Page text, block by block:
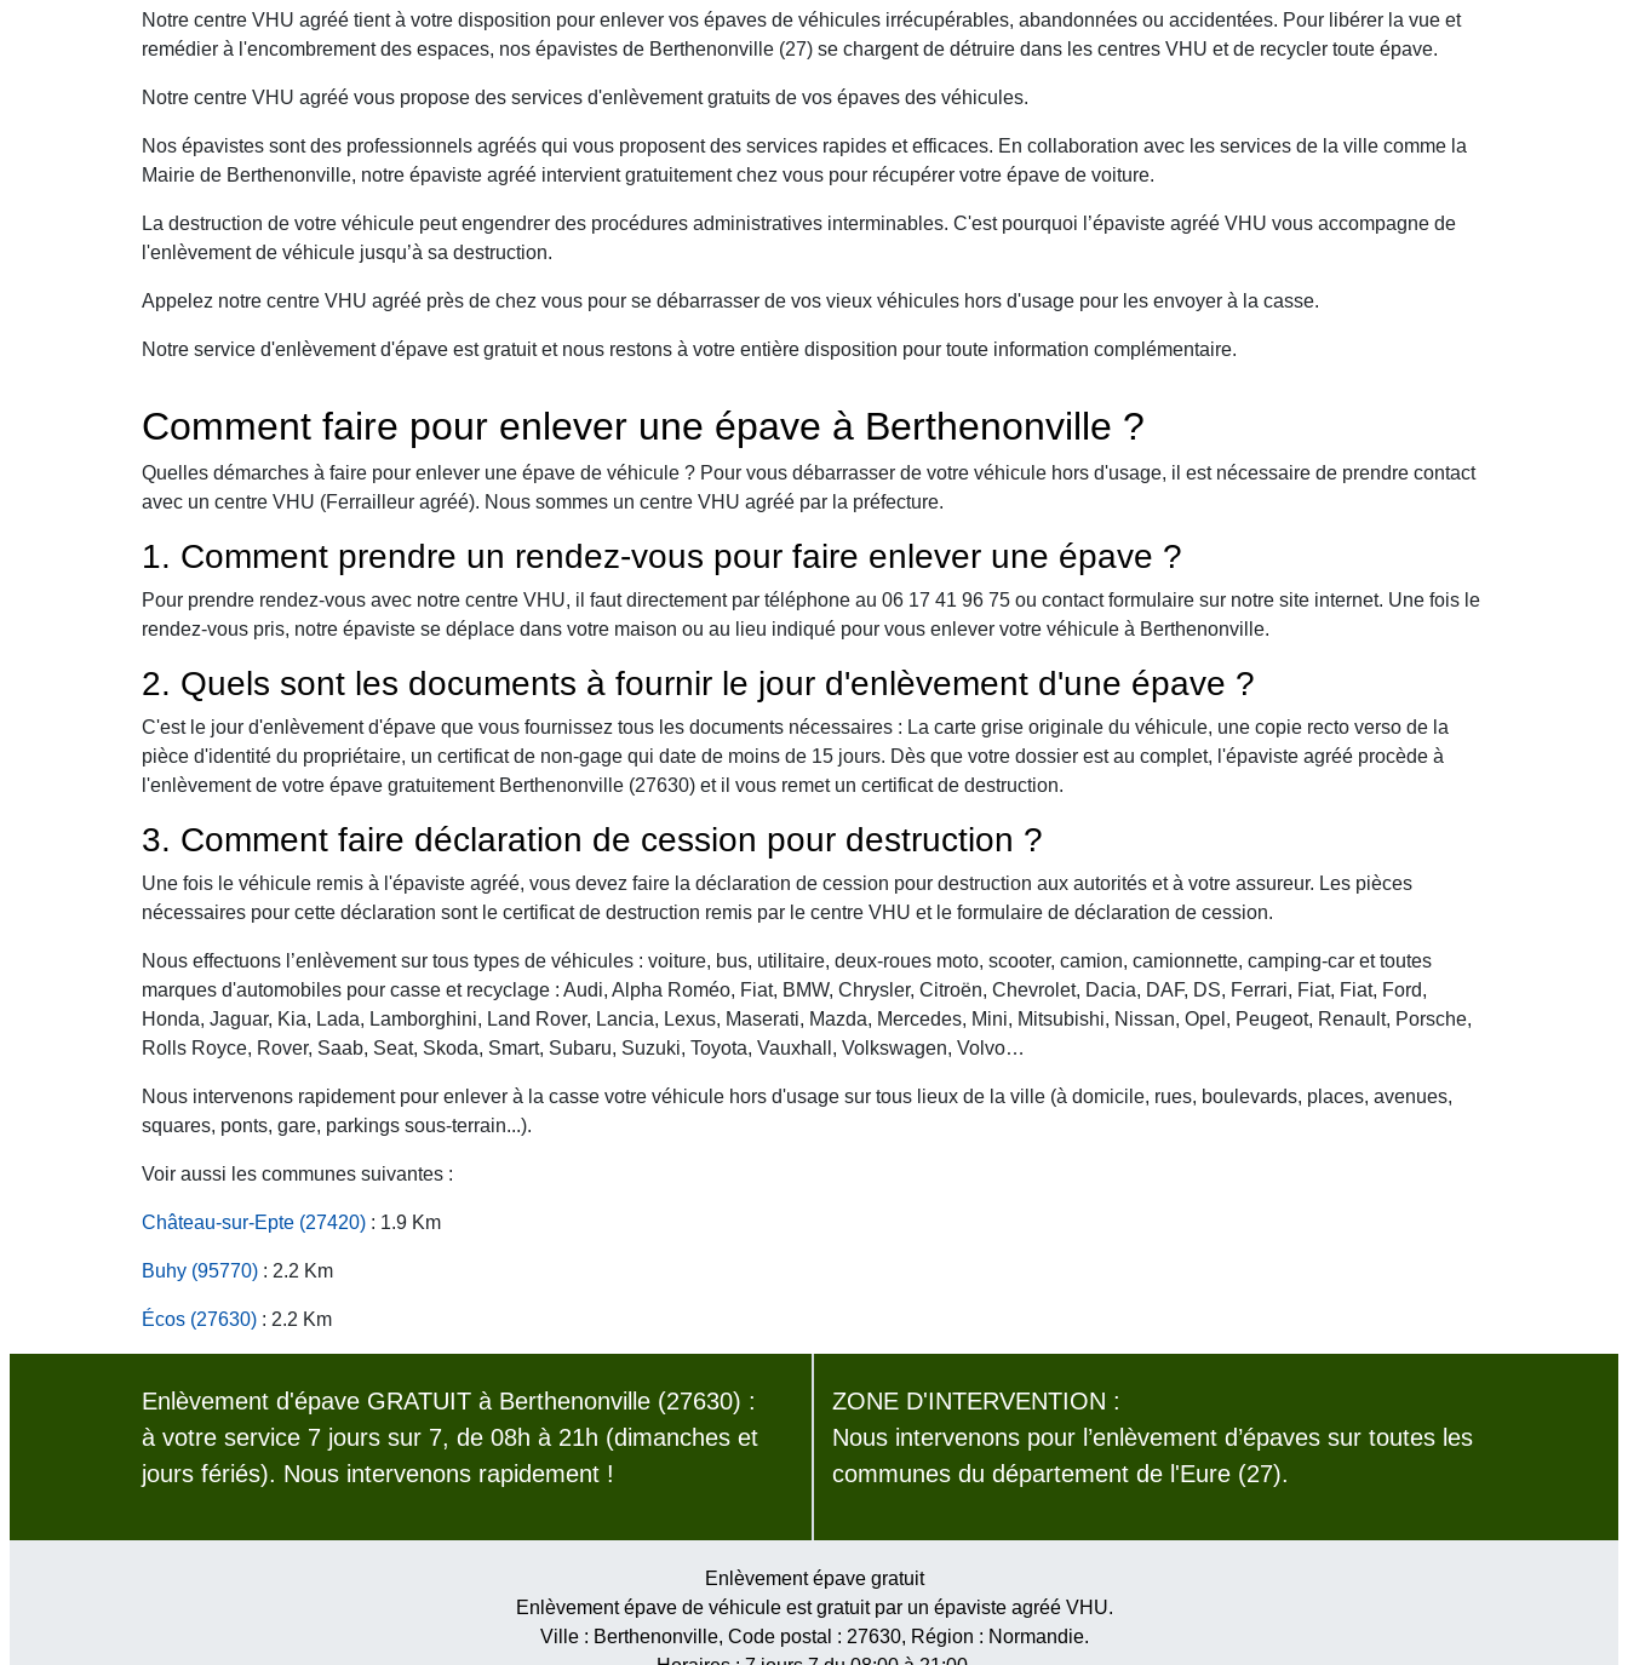
Notre centre VHU agréé tient à votre disposition pour enlever vos épaves de véhicules irrécupérables, abandonnées ou accidentées. Pour libérer la vue et
remédier à l'encombrement des espaces, nos épavistes de Berthenonville (27) se chargent de détruire dans les centres VHU et de recycler toute épave.
Notre centre VHU agréé vous propose des services d'enlèvement gratuits de vos épaves des véhicules.
Nos épavistes sont des professionnels agréés qui vous proposent des services rapides et efficaces. En collaboration avec les services de la ville comme la
Mairie de Berthenonville, notre épaviste agréé intervient gratuitement chez vous pour récupérer votre épave de voiture.
La destruction de votre véhicule peut engendrer des procédures administratives interminables. C'est pourquoi l’épaviste agréé VHU vous accompagne de
l'enlèvement de véhicule jusqu’à sa destruction.
Appelez notre centre VHU agréé près de chez vous pour se débarrasser de vos vieux véhicules hors d'usage pour les envoyer à la casse.
Notre service d'enlèvement d'épave est gratuit et nous restons à votre entière disposition pour toute information complémentaire.
Comment faire pour enlever une épave à Berthenonville ?
Quelles démarches à faire pour enlever une épave de véhicule ? Pour vous débarrasser de votre véhicule hors d'usage, il est nécessaire de prendre contact
avec un centre VHU (Ferrailleur agréé). Nous sommes un centre VHU agréé par la préfecture.
1. Comment prendre un rendez-vous pour faire enlever une épave ?
Pour prendre rendez-vous avec notre centre VHU, il faut directement par téléphone au 06 17 41 96 75 ou contact formulaire sur notre site internet. Une fois le
rendez-vous pris, notre épaviste se déplace dans votre maison ou au lieu indiqué pour vous enlever votre véhicule à Berthenonville.
2. Quels sont les documents à fournir le jour d'enlèvement d'une épave ?
C'est le jour d'enlèvement d'épave que vous fournissez tous les documents nécessaires : La carte grise originale du véhicule, une copie recto verso de la
pièce d'identité du propriétaire, un certificat de non-gage qui date de moins de 15 jours. Dès que votre dossier est au complet, l'épaviste agréé procède à
l'enlèvement de votre épave gratuitement Berthenonville (27630) et il vous remet un certificat de destruction.
3. Comment faire déclaration de cession pour destruction ?
Une fois le véhicule remis à l'épaviste agréé, vous devez faire la déclaration de cession pour destruction aux autorités et à votre assureur. Les pièces
nécessaires pour cette déclaration sont le certificat de destruction remis par le centre VHU et le formulaire de déclaration de cession.
Nous effectuons l’enlèvement sur tous types de véhicules : voiture, bus, utilitaire, deux-roues moto, scooter, camion, camionnette, camping-car et toutes
marques d'automobiles pour casse et recyclage : Audi, Alpha Roméo, Fiat, BMW, Chrysler, Citroën, Chevrolet, Dacia, DAF, DS, Ferrari, Fiat, Fiat, Ford,
Honda, Jaguar, Kia, Lada, Lamborghini, Land Rover, Lancia, Lexus, Maserati, Mazda, Mercedes, Mini, Mitsubishi, Nissan, Opel, Peugeot, Renault, Porsche,
Rolls Royce, Rover, Saab, Seat, Skoda, Smart, Subaru, Suzuki, Toyota, Vauxhall, Volkswagen, Volvo…
Nous intervenons rapidement pour enlever à la casse votre véhicule hors d'usage sur tous lieux de la ville (à domicile, rues, boulevards, places, avenues,
squares, ponts, gare, parkings sous-terrain...).
Voir aussi les communes suivantes :
Château-sur-Epte (27420) : 1.9 Km
Buhy (95770) : 2.2 Km
Écos (27630) : 2.2 Km
Enlèvement d'épave GRATUIT à Berthenonville (27630) :
à votre service 7 jours sur 7, de 08h à 21h (dimanches et
jours fériés). Nous intervenons rapidement !
ZONE D'INTERVENTION :
Nous intervenons pour l’enlèvement d’épaves sur toutes les
communes du département de l'Eure (27).
Enlèvement épave gratuit
Enlèvement épave de véhicule est gratuit par un épaviste agréé VHU.
Ville : Berthenonville, Code postal : 27630, Région : Normandie.